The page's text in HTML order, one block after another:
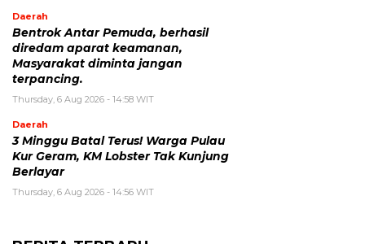
Daerah
Bentrok Antar Pemuda, berhasil
diredam aparat keamanan,
Masyarakat diminta jangan
terpancing.
Thursday, 6 Aug 2026 - 14:58 WIT
Daerah
3 Minggu Batal Terus! Warga Pulau
Kur Geram, KM Lobster Tak Kunjung
Berlayar
Thursday, 6 Aug 2026 - 14:56 WIT